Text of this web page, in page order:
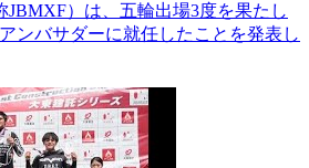
）は、五輪出場3度を果たし
ンバサダーに就任したことを発表し